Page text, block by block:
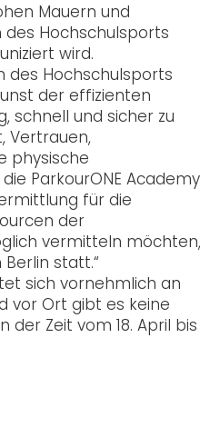
Mauern und
Hochschulsports
wird.
des Hochschulsports
der effizienten
schnell und sicher zu
Vertrauen,
physische
ParkourONE Academy
für die
der
vermitteln möchten,
statt.“
sich vornehmlich an
vor Ort gibt es keine
der Zeit vom 18. April bis